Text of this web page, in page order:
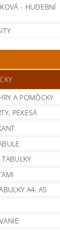
- HUDEBNÍ
A POMÔCKY
PEXESÁ
A4, A5